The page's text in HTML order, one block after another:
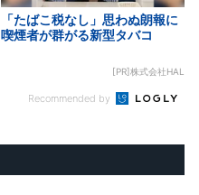
「たばこ税なし」思わぬ朗報に
喫煙者が群がる新型タバコ
[PR]株式会社HAL
Recommended by